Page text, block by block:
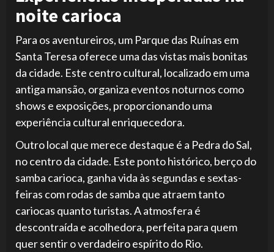
noite carioca
Para os aventureiros, um Parque das Ruínas em
Santa Teresa oferece uma das vistas mais bonitas
da cidade. Este centro cultural, localizado em uma
antiga mansão, organiza eventos noturnos como
shows e exposições, proporcionando uma
experiência cultural enriquecedora.
Outro local que merece destaque é a Pedra do Sal,
no centro da cidade. Este ponto histórico, berço do
samba carioca, ganha vida às segundas e sextas-
feiras com rodas de samba que atraem tanto
cariocas quanto turistas. A atmosfera é
descontraída e acolhedora, perfeita para quem
quer sentir o verdadeiro espírito do Rio.